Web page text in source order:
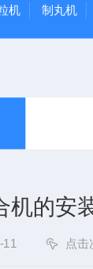
机 制丸机
机的安
点击